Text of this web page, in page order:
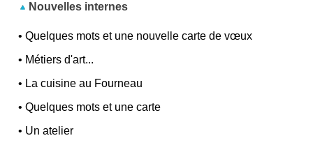
Nouvelles internes
•Quelques mots et une nouvelle carte de vœux
• Métiers d'art...
• La cuisine au Fourneau
•Quelques mots et une carte
• Un atelier